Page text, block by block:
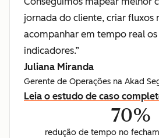
jornada do cliente, criar fluxos
acompanhar em tempo real
indicadores.”
Juliana Miranda
Gerente de Operações na Akad
Leia o estudo de caso
70%
redução de tempo no